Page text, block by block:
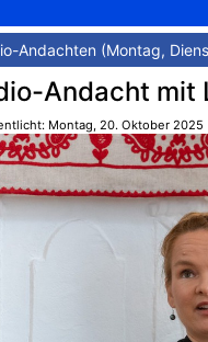
Andachten (Montag,
Andacht mit
Montag, 20. Oktober 2025